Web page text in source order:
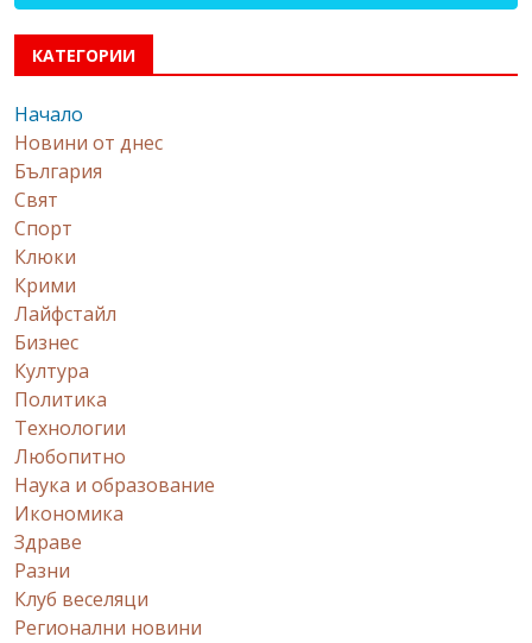
КАТЕГОРИИ
Начало
Новини от днес
България
Свят
Спорт
Клюки
Крими
Лайфстайл
Бизнес
Култура
Политика
Технологии
Любопитно
Наука и образование
Икономика
Здраве
Разни
Клуб веселяци
Регионални новини